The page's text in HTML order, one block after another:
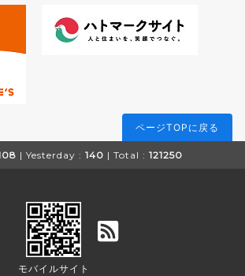
ページTOPに戻る
| Yesterday : 140 | Total : 121250
モバイルサイト